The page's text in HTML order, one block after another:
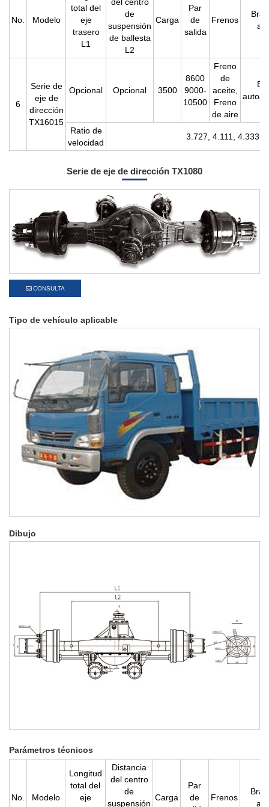
No. Modelo
total del
eje
trasero
L1
del centro
de
suspensión
de ballesta
L2
Carga
Par
de
salida
Frenos
6
Serie de
eje de
dirección
TX16015
Opcional Opcional 3500
8600
9000-
10500
Freno
de
aceite,
Freno
de aire
Ratio de
velocidad
3.727, 4.111, 4.333
Serie de eje de dirección TX1080
CONSULTA
Tipo de vehículo aplicable
Dibujo
Parámetros técnicos
No. Modelo
Longitud
total del
eje
Distancia
del centro
de
suspensión
Carga
Par
de
Frenos